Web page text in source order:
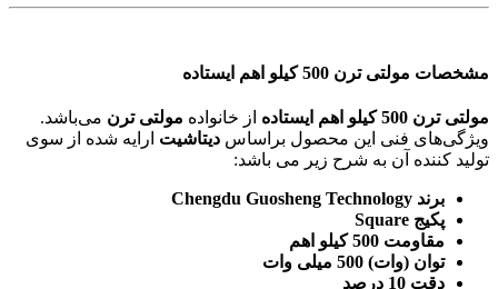
مشخصات مولتی ترن 500 کیلو اهم ایستاده
مولتی ترن 500 کیلو اهم ایستاده از خانواده مولتی ترن می‌باشد.
ویژگی‌های فنی این محصول براساس دیتاشیت ارایه شده از سوی
تولید کننده آن به شرح زیر می باشد:
برند Chengdu Guosheng Technology
پکیج Square
مقاومت 500 کیلو اهم
توان (وات) 500 میلی وات
دقت 10 درصد